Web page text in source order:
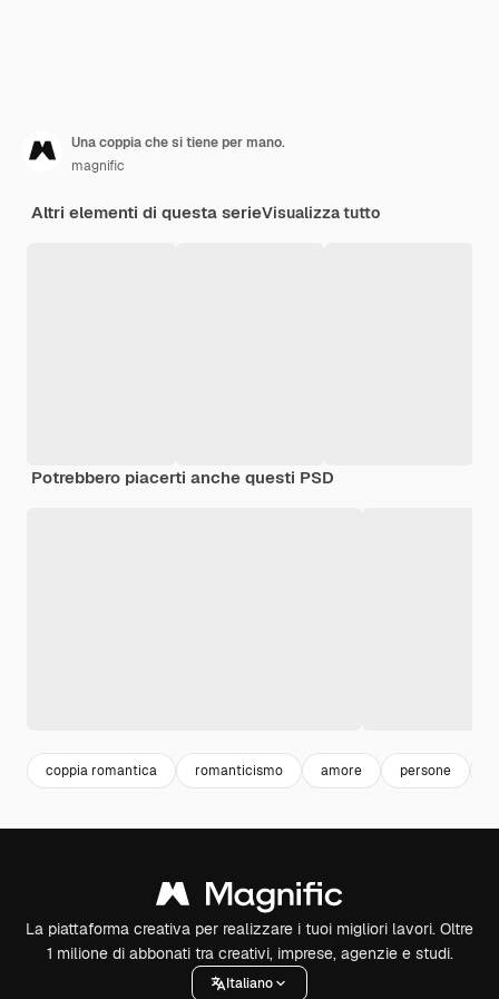
Una coppia che si tiene per mano.
magnific
Altri elementi di questa serieVisualizza tutto
Potrebbero piacerti anche questi PSD
coppia romantica romanticismo amore persone
La piattaforma creativa per realizzare i tuoi migliori lavori. Oltre
1 milione di abbonati tra creativi, imprese, agenzie e studi.
Italiano